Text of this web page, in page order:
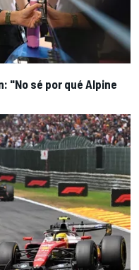
"No sé por qué Alpine